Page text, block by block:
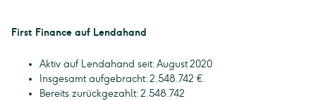
First Finance auf Lendahand
Aktiv auf Lendahand seit: August 2020
Insgesamt aufgebracht: 2.548.742 €.
Bereits zurückgezahlt: 2.548.742